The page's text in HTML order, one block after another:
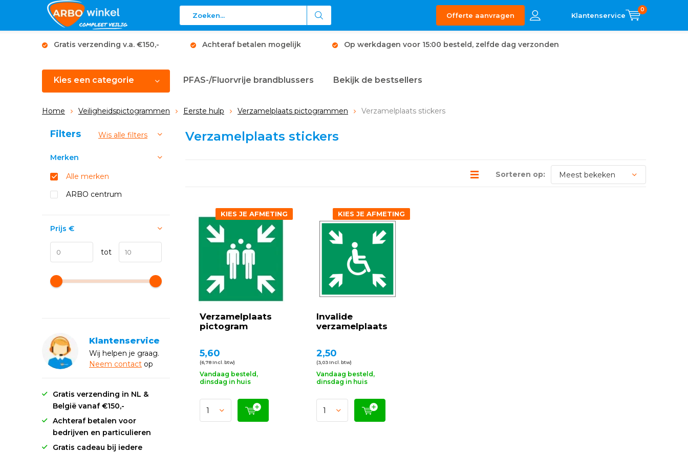
Offerte aanvragen
0
Gratis verzending v.a. €150,- Achteraf betalen mogelijk Op werkdagen voor 15:00 besteld, zelfde dag verzonden
Kies een categorie PFAS-/Fluorvrije brandblussers Bekijk de bestsellers
Home Veiligheidspictogrammen Eerste hulp Verzamelplaats pictogrammen Verzamelplaats stickers
Verzamelplaats stickers
Sorteren op:
Verzamelplaats
pictogram
KIES JE AFMETING
5,60
(6,78 Incl. btw)
Vandaag besteld,
dinsdag in huis
Invalide
verzamelplaats
KIES JE AFMETING
2,50
(3,03 Incl. btw)
Vandaag besteld,
dinsdag in huis
Sorteren op:
Filters Wis alle filters
Merken
Alle merken
ARBO centrum
Prijs €
tot
Klantenservice
Wij helpen je graag.
Neem contact op
Gratis verzending in NL &
België vanaf €150,-
Achteraf betalen voor
bedrijven en particulieren
Gratis cadeau bij iedere